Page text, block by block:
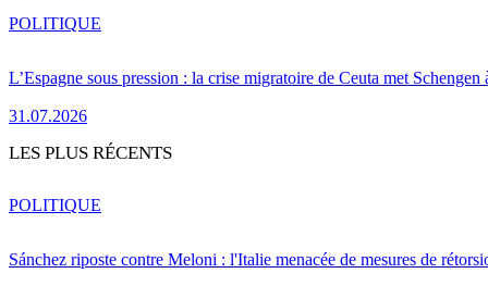
L’Espagne sous pression : la crise migratoire de Ceuta met Schengen
31.07.2026
POLITIQUE
LES PLUS RÉCENTS
Sánchez riposte contre Meloni : l'Italie menacée de mesures de
POLITIQUE